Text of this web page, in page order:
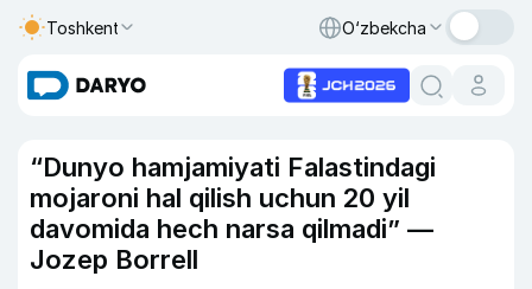
Toshkent O‘zbekcha
“Dunyo hamjamiyati Falastindagi
mojaroni hal qilish uchun 20 yil
davomida hech narsa qilmadi” —
Jozep Borrell